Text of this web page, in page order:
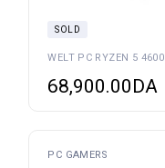
SOLD
WELT PC RYZEN 5
68,900.00DA
PC GAMERS